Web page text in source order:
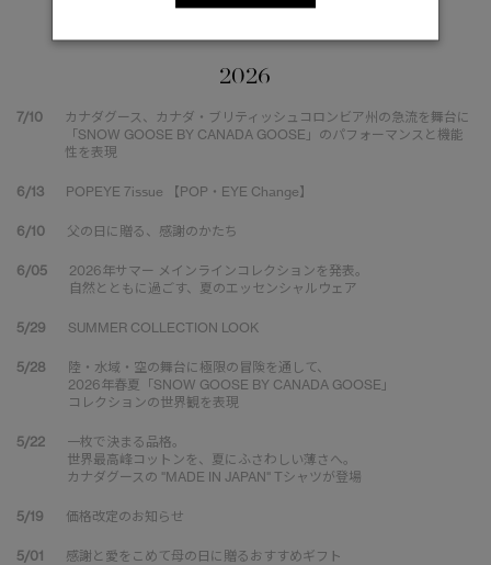
Goose Style
2026
7/10
カナダグース、カナダ・ブリティッシュコロンビア州の急流を舞台に
「SNOW GOOSE BY CANADA GOOSE」のパフォーマンスと機能
性を表現
6/13 POPEYE 7issue 【POP・EYE Change】
6/10 父の日に贈る、感謝のかたち
6/05
2026年サマー メインラインコレクションを発表。
自然とともに過ごす、夏のエッセンシャルウェア
5/29 SUMMER COLLECTION LOOK
5/28
陸・水域・空の舞台に極限の冒険を通して、
2026年春夏「SNOW GOOSE BY CANADA GOOSE」
コレクションの世界観を表現
5/22
一枚で決まる品格。
世界最高峰コットンを、夏にふさわしい薄さへ。
カナダグースの "MADE IN JAPAN" Tシャツが登場
5/19 価格改定のお知らせ
5/01 感謝と愛をこめて母の日に贈るおすすめギフト